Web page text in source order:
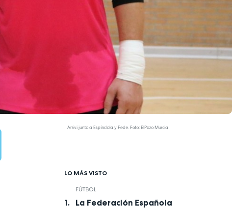
Arrivi junto a Espíndola y Fede. Foto: ElPozo Murcia
LO MÁS VISTO
FÚTBOL
La Federación Española